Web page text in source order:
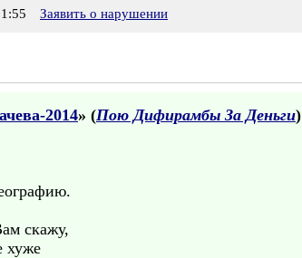
Заявить о нарушении
2014» (Пою Дифирамбы За Деньги)
скажу,
хуже